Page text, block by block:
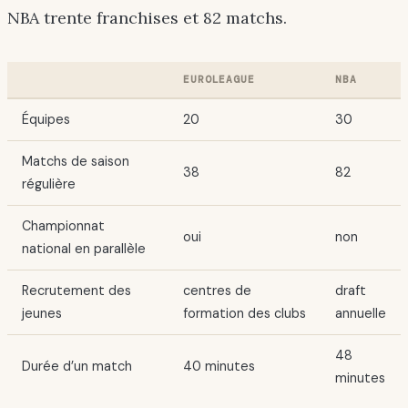
NBA trente franchises et 82 matchs.
EUROLEAGUE NBA
Équipes 20 30
Matchs de saison
régulière
38 82
Championnat
national en parallèle
oui non
Recrutement des
jeunes
centres de
formation des clubs
draft
annuelle
Durée d’un match 40 minutes
48
minutes